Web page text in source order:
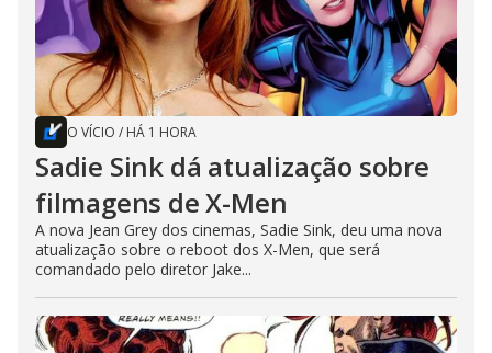
O VÍCIO / HÁ 1 HORA
Sadie Sink dá atualização sobre
filmagens de X-Men
A nova Jean Grey dos cinemas, Sadie Sink, deu uma nova
atualização sobre o reboot dos X-Men, que será
comandado pelo diretor Jake...